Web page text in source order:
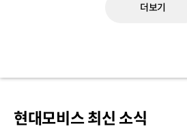
더보기
현대모비스 최신 소식